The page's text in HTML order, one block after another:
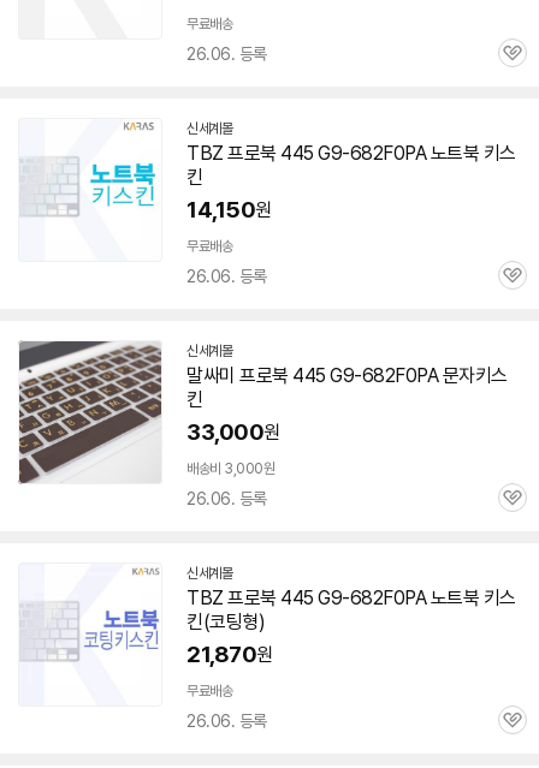
무료배송
26.06. 등록
관
신세계몰
TBZ 프로북 445 G9-682F0PA 노트북 키스
킨
14,150원
무료배송
26.06. 등록
관
신세계몰
말싸미 프로북 445 G9-682F0PA 문자키스
킨
33,000원
배송비 3,000원
26.06. 등록
관
신세계몰
TBZ 프로북 445 G9-682F0PA 노트북 키스
킨(코팅형)
21,870원
무료배송
26.06. 등록
관